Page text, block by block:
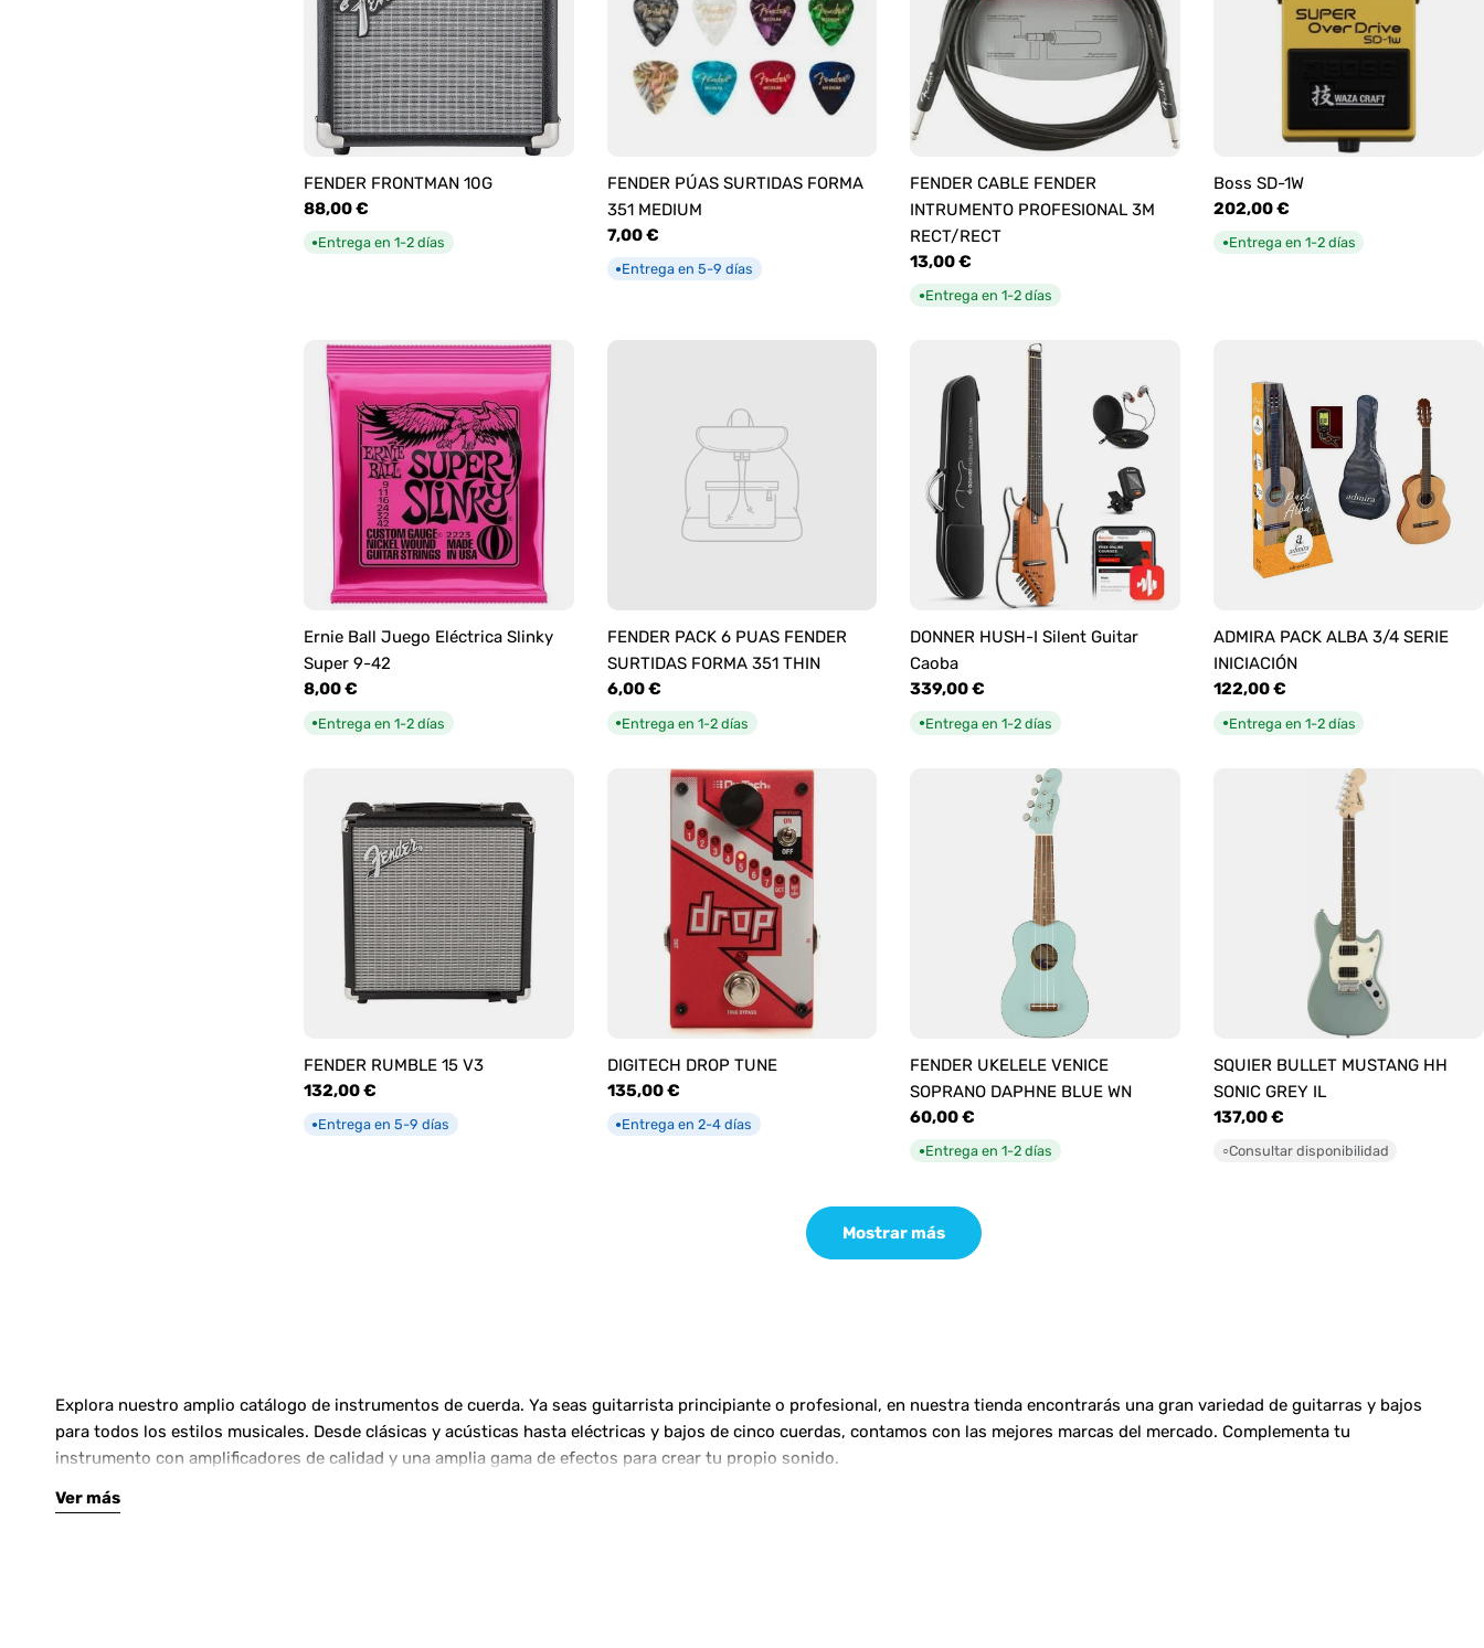
FENDER FRONTMAN 10G
Precio
habitual
88,00 €
●Entrega en 1-2 días
FENDER PÚAS SURTIDAS FORMA
351 MEDIUM
Precio
habitual
7,00 €
●Entrega en 5-9 días
FENDER CABLE FENDER
INTRUMENTO PROFESIONAL 3M
RECT/RECT
Precio
habitual
13,00 €
●Entrega en 1-2 días
Boss SD-1W
Precio
habitual
202,00 €
●Entrega en 1-2 días
Ernie Ball Juego Eléctrica Slinky
Super 9-42
Precio
habitual
8,00 €
●Entrega en 1-2 días
FENDER PACK 6 PUAS FENDER
SURTIDAS FORMA 351 THIN
Precio
habitual
6,00 €
●Entrega en 1-2 días
DONNER HUSH-I Silent Guitar
Caoba
Precio
habitual
339,00 €
●Entrega en 1-2 días
ADMIRA PACK ALBA 3/4 SERIE
INICIACIÓN
Precio
habitual
122,00 €
●Entrega en 1-2 días
FENDER RUMBLE 15 V3
Precio
habitual
132,00 €
●Entrega en 5-9 días
DIGITECH DROP TUNE
Precio
habitual
135,00 €
●Entrega en 2-4 días
FENDER UKELELE VENICE
SOPRANO DAPHNE BLUE WN
Precio
habitual
60,00 €
●Entrega en 1-2 días
SQUIER BULLET MUSTANG HH
SONIC GREY IL
Precio
137,00 €
○Consultar disponibilidad
Mostrar más
Explora nuestro amplio catálogo de instrumentos de cuerda. Ya seas guitarrista principiante o profesional, en nuestra tienda encontrarás una gran variedad de guitarras y bajos
para todos los estilos musicales. Desde clásicas y acústicas hasta eléctricas y bajos de cinco cuerdas, contamos con las mejores marcas del mercado. Complementa tu
instrumento con amplificadores de calidad y una amplia gama de efectos para crear tu propio sonido.
Ver más